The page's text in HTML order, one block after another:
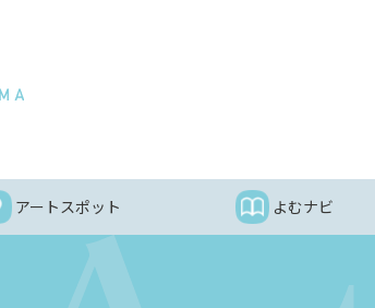
アートスポット よむナビ